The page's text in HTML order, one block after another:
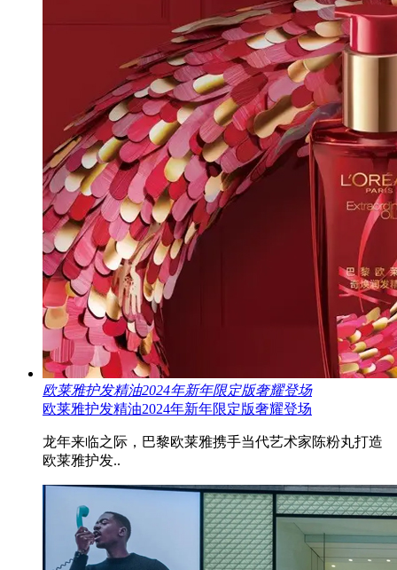
欧莱雅护发精油2024年新年限定版奢耀登场
欧莱雅护发精油2024年新年限定版奢耀登场
龙年来临之际，巴黎欧莱雅携手当代艺术家陈粉丸打造
欧莱雅护发..